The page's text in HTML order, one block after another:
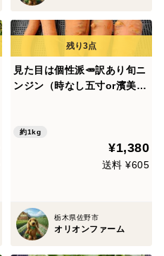
見た目は個性派🥕訳あり旬ニ
ンジン（時なし五寸or濱美
薬・化成肥料不使用🥕
約1kg
¥1,380
送料 ¥605
栃木県佐野市
オリオンファーム